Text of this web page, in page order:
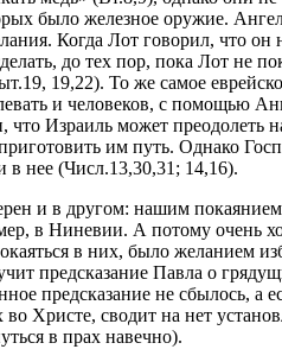
было железное оружие.
Когда Лот говорил, что
до тех пор, пока Лот не
19,22). То же самое
и человеков, с помощью
Израиль может преодолеть
им путь. Однако
в нее (Числ.13,30,31; 14,16).
и в другом: нашим
в Ниневии. А потому очень
в них, было желанием
предсказание Павла о
предсказание не сбылось,
Христе, сводит на нет
в прах навечно).